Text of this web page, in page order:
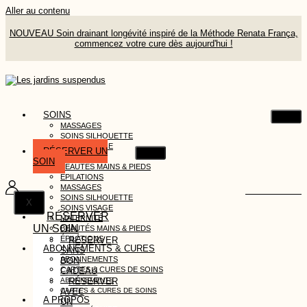
Aller au contenu
NOUVEAU Soin drainant longévité inspiré de la Méthode Renata França,
commencez votre cure dès aujourd'hui !
SOINS
MASSAGES
SOINS SILHOUETTE
SOINS VISAGE
MATERNITÉ
BEAUTÉS MAINS & PIEDS
ÉPILATIONS
MASSAGES
SOINS SILHOUETTE
SOINS VISAGE
MATERNITÉ
BEAUTÉS MAINS & PIEDS
ÉPILATIONS
ABONNEMENTS & CURES
ABONNEMENTS
CARTES & CURES DE SOINS
ABONNEMENTS
CARTES & CURES DE SOINS
A PROPOS
RÉSERVER UN
SOIN
X
RÉSERVER
UN SOIN
RÉSERVER
SANS
BON
CADEAU
RÉSERVER
AVEC
UN